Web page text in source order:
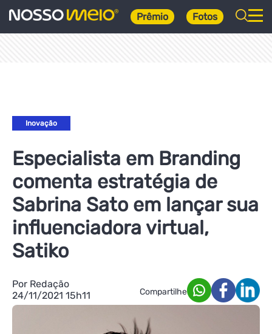
Prêmio Fotos
Inovação
Especialista em Branding
comenta estratégia de
Sabrina Sato em lançar sua
influenciadora virtual,
Satiko
Por Redação
24/11/2021 15h11
Compartilhe